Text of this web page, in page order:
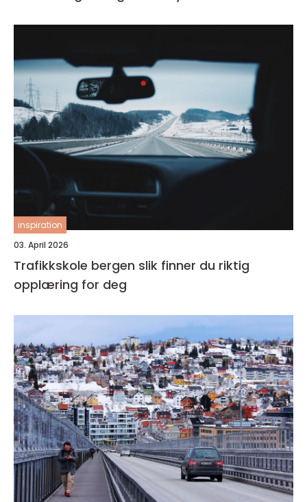
inspiration
03. April 2026
Trafikkskole bergen slik finner du riktig
opplæring for deg